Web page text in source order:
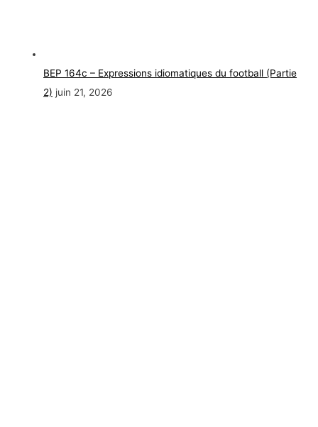
BEP 164c – Expressions idiomatiques du football (Partie
2) juin 21, 2026